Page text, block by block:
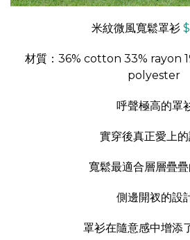
米紋微風寬鬆罩衫
材質：36% cotton 33% rayon
polyester
呼聲極高的罩
實穿後真正愛上
寬鬆最適合層層疊
側邊開衩的設
罩衫在隨意感中增添